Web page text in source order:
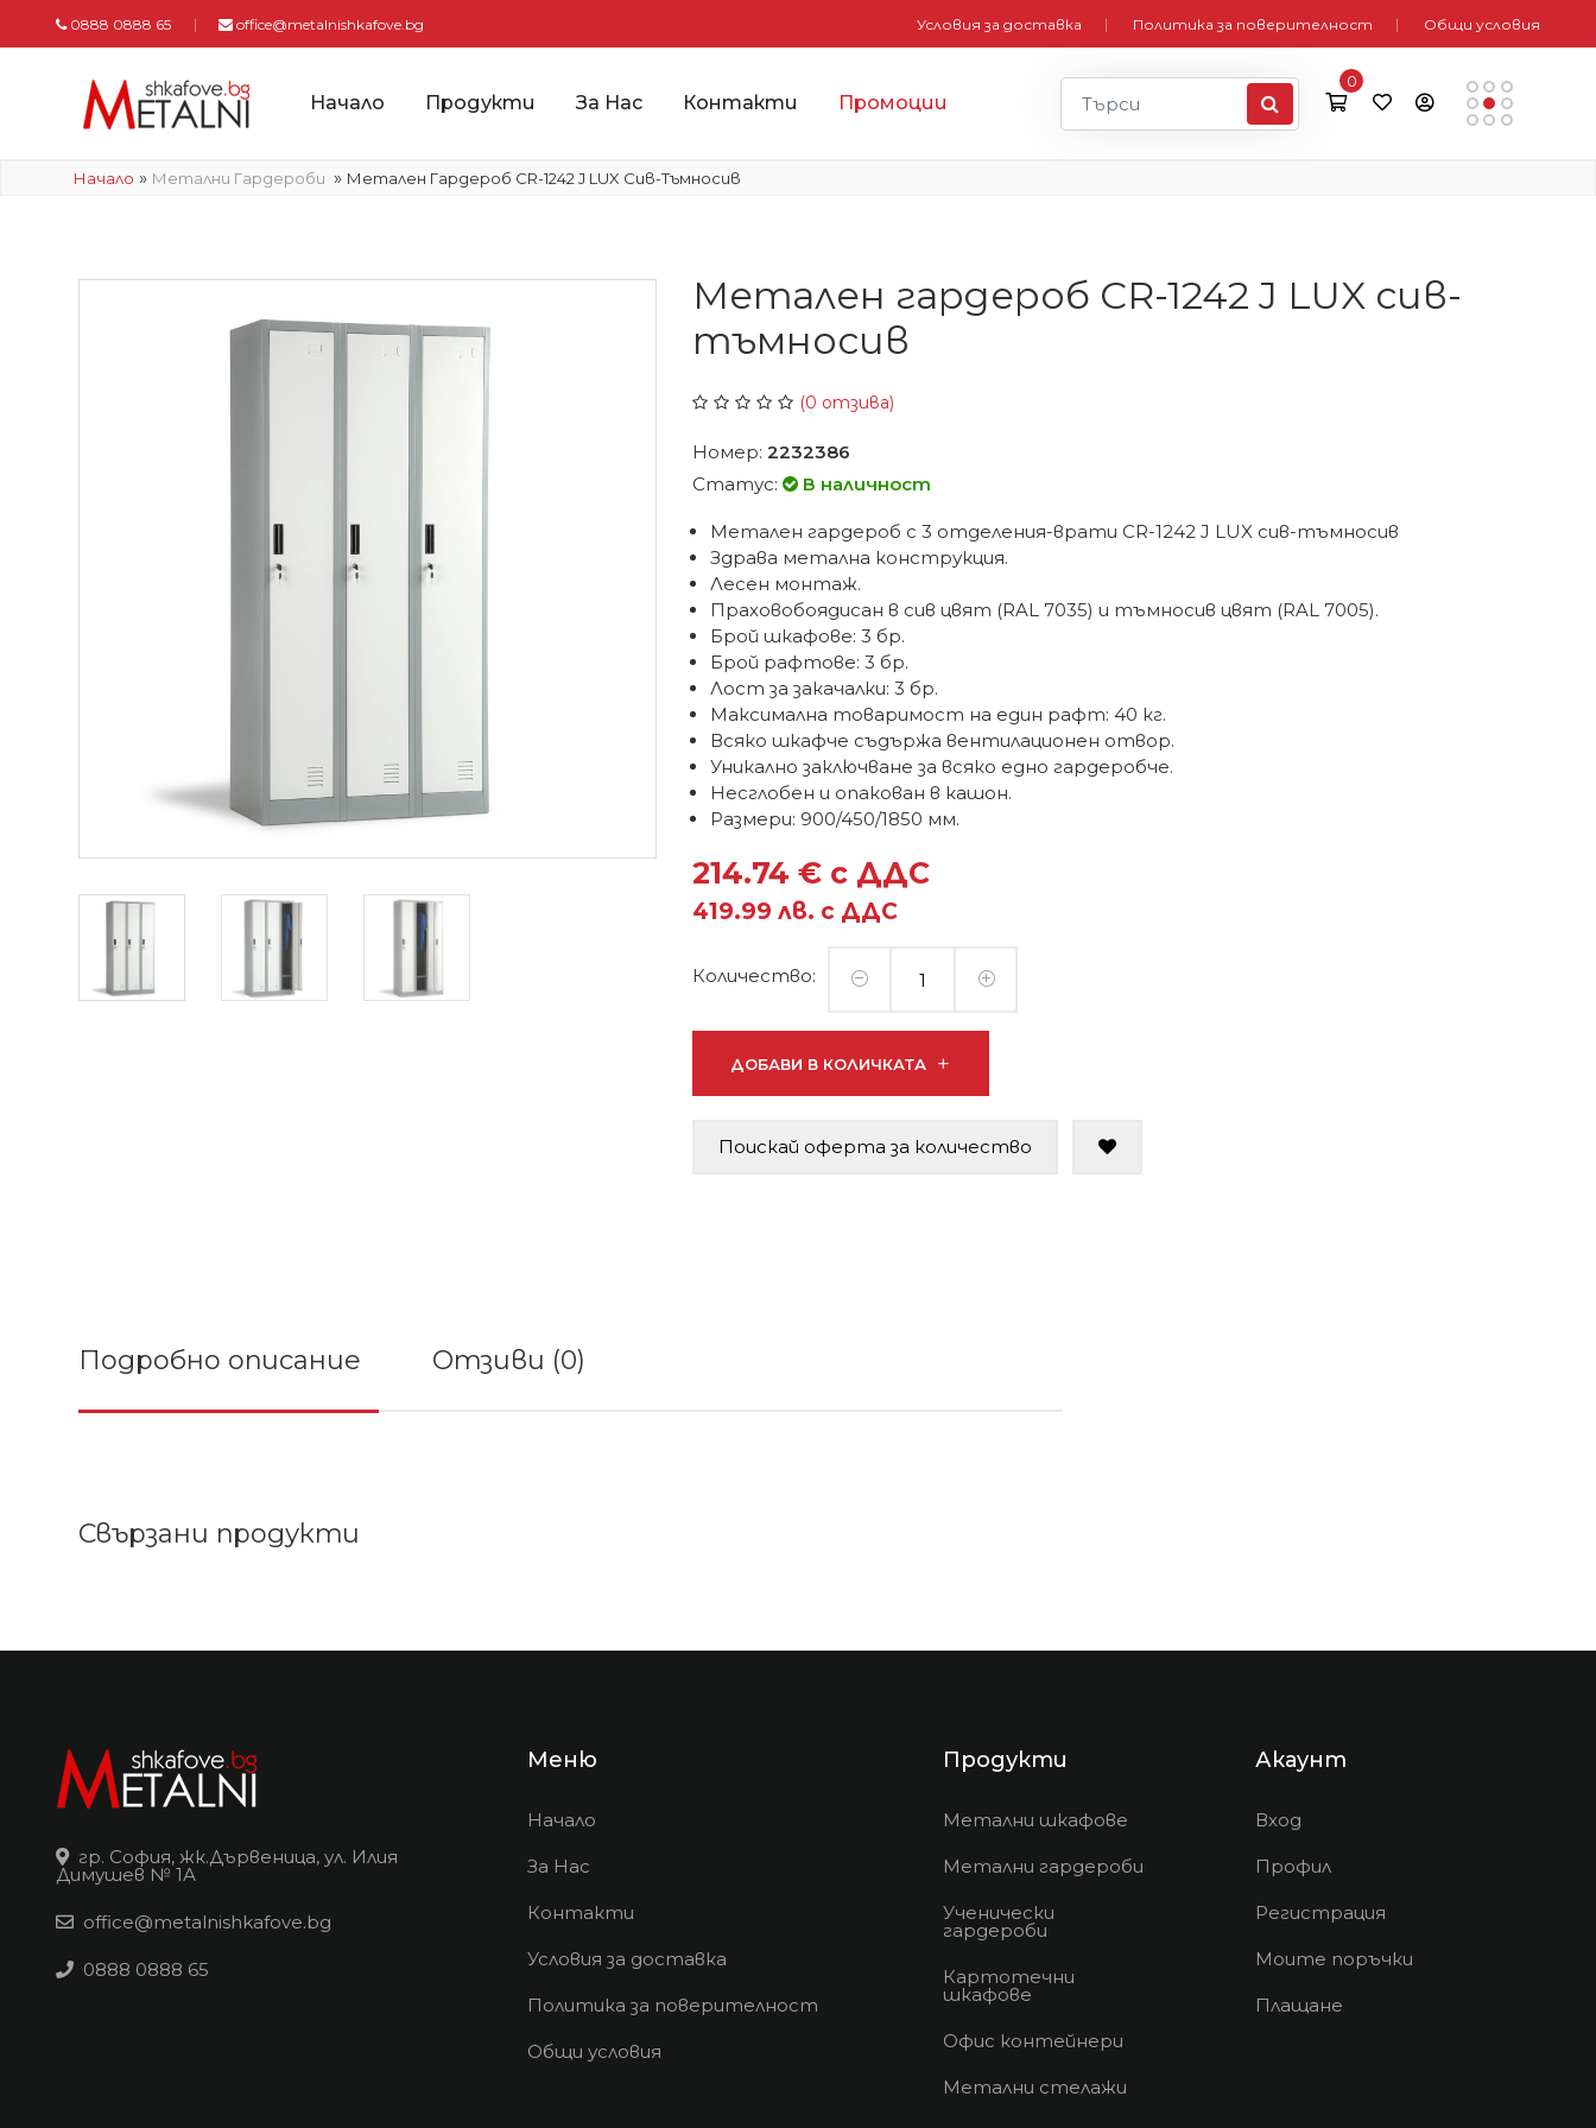
0888 0888 65 office@metalnishkafove.bg Условия за доставка Политика за поверителност Общи условия
Начало Продукти За Нас Контакти Промоции
0
Начало » Метални Гардероби » Метален Гардероб CR-1242 J LUX Сив-Тъмносив
Метален гардероб CR-1242 J LUX сив-
тъмносив
(0 отзива)
Номер:2232386
Статус:
В наличност
Метален гардероб с 3 отделения-врати CR-1242 J LUX сив-тъмносив
Здрава метална конструкция.
Лесен монтаж.
Праховобоядисан в сив цвят (RAL 7035) и тъмносив цвят (RAL 7005).
Брой шкафове: 3 бр.
Брой рафтове: 3 бр.
Лост за закачалки: 3 бр.
Максимална товаримост на един рафт: 40 кг.
Всяко шкафче съдържа вентилационен отвор.
Уникално заключване за всяко едно гардеробче.
Несглобен и опакован в кашон.
Размери: 900/450/1850 мм.
214.74 € с ДДС
419.99 лв. с ДДС
Количество:
ДОБАВИ В КОЛИЧКАТА
Поискай оферта за количество
Подробно описание Отзиви (0)
Свързани продукти
гр. София, жк.Дървеница, ул. Илия
Димушев № 1А
office@metalnishkafove.bg
0888 0888 65
Меню
Начало
За Нас
Контакти
Условия за доставка
Политика за поверителност
Общи условия
Продукти
Метални шкафове
Метални гардероби
Ученически
гардероби
Картотечни
шкафове
Офис контейнери
Метални стелажи
Акаунт
Вход
Профил
Регистрация
Моите поръчки
Плащане